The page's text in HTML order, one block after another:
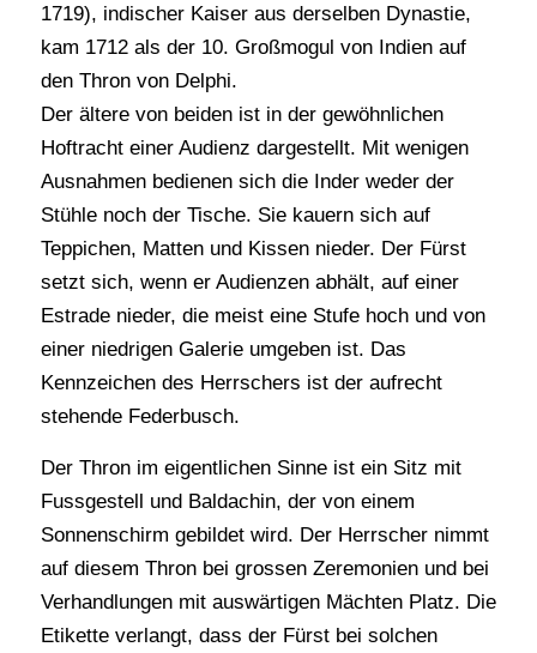
1719), indischer Kaiser aus derselben Dynastie,
kam 1712 als der 10. Großmogul von Indien auf
den Thron von Delphi.
Der ältere von beiden ist in der gewöhnlichen
Hoftracht einer Audienz dargestellt. Mit wenigen
Ausnahmen bedienen sich die Inder weder der
Stühle noch der Tische. Sie kauern sich auf
Teppichen, Matten und Kissen nieder. Der Fürst
setzt sich, wenn er Audienzen abhält, auf einer
Estrade nieder, die meist eine Stufe hoch und von
einer niedrigen Galerie umgeben ist. Das
Kennzeichen des Herrschers ist der aufrecht
stehende Federbusch.
Der Thron im eigentlichen Sinne ist ein Sitz mit
Fussgestell und Baldachin, der von einem
Sonnenschirm gebildet wird. Der Herrscher nimmt
auf diesem Thron bei grossen Zeremonien und bei
Verhandlungen mit auswärtigen Mächten Platz. Die
Etikette verlangt, dass der Fürst bei solchen